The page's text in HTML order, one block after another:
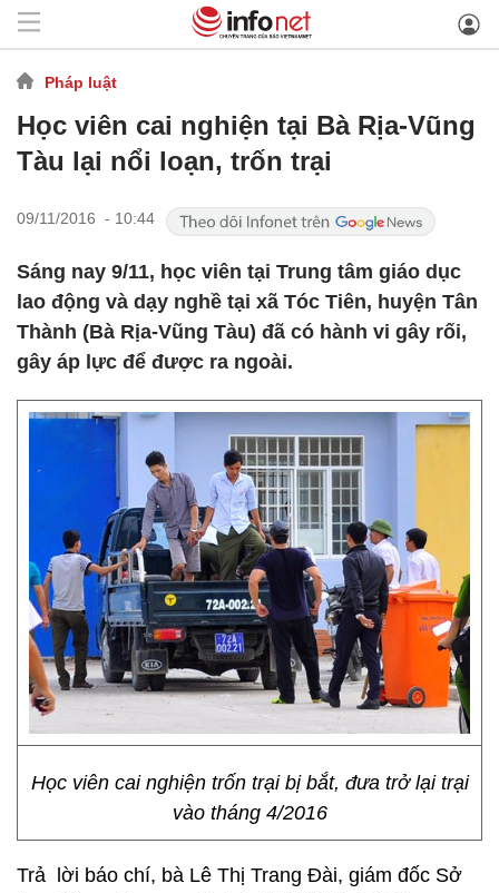
Pháp luật
Học viên cai nghiện tại Bà Rịa-Vũng
Tàu lại nổi loạn, trốn trại
09/11/2016 - 10:44
Sáng nay 9/11, học viên tại Trung tâm giáo dục
lao động và dạy nghề tại xã Tóc Tiên, huyện Tân
Thành (Bà Rịa-Vũng Tàu) đã có hành vi gây rối,
gây áp lực để được ra ngoài.
Học viên cai nghiện trốn trại bị bắt, đưa trở lại trại
vào tháng 4/2016
Trả lời báo chí, bà Lê Thị Trang Đài, giám đốc Sở